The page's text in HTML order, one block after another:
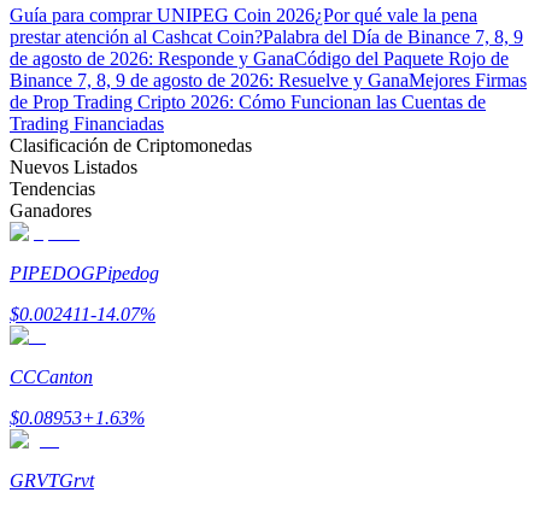
Bitrue Partners
Guía para comprar UNIPEG Coin 2026¿Por qué vale la pena
prestar atención al Cashcat Coin?Palabra del Día de Binance 7, 8, 9
de agosto de 2026: Responde y GanaCódigo del Paquete Rojo de
Binance 7, 8, 9 de agosto de 2026: Resuelve y GanaMejores Firmas
de Prop Trading Cripto 2026: Cómo Funcionan las Cuentas de
Trading Financiadas
Clasificación de Criptomonedas
Nuevos Listados
Tendencias
Ganadores
PIPEDOGPipedog
$0.002411-14.07%
CCCanton
$0.08953+1.63%
GRVTGrvt